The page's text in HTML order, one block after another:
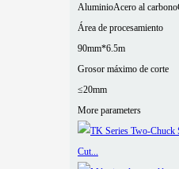
AluminioAcero al carbono
Área de procesamiento
90mm*6.5m
Grosor máximo de corte
≤20mm
More parameters